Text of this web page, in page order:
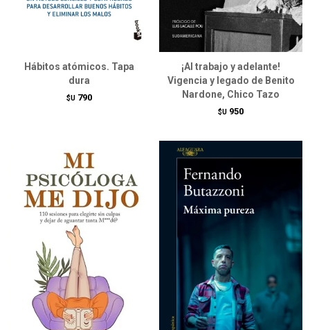
Hábitos atómicos. Tapa
dura
$U 790
¡Al trabajo y adelante!
Vigencia y legado de Benito
Nardone, Chico Tazo
$U 950